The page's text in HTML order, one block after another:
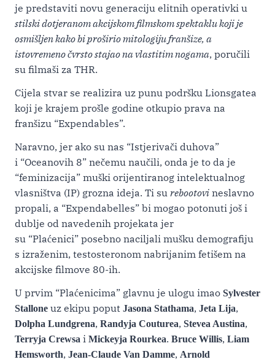
je predstaviti novu generaciju elitnih operativki u
stilski dotjeranom akcijskom filmskom spektaklu koji je
osmišljen kako bi proširio mitologiju franšize, a
istovremeno čvrsto stajao na vlastitim nogama, poručili
su filmaši za THR.
Cijela stvar se realizira uz punu podršku Lionsgatea
koji je krajem prošle godine otkupio prava na
franšizu “Expendables”.
Naravno, jer ako su nas “Istjerivači duhova”
i “Oceanovih 8” nečemu naučili, onda je to da je
“feminizacija” muški orijentiranog intelektualnog
vlasništva (IP) grozna ideja. Ti surebootovineslavno
propali, a “Expendabelles” bi mogao potonuti još i
dublje od navedenih projekata jer
su “Plaćenici” posebno naciljali mušku demografiju
s izraženim, testosteronom nabrijanim fetišem na
akcijske filmove 80-ih.
U prvim “Plaćenicima” glavnu je ulogu imao Sylvester
Stallone uz ekipu poput Jasona Stathama, Jeta Lija,
Dolpha Lundgrena, Randyja Couturea, Stevea Austina,
Terryja Crewsa i Mickeyja Rourkea. Bruce Willis, Liam
Hemsworth, Jean-Claude Van Damme, Arnold